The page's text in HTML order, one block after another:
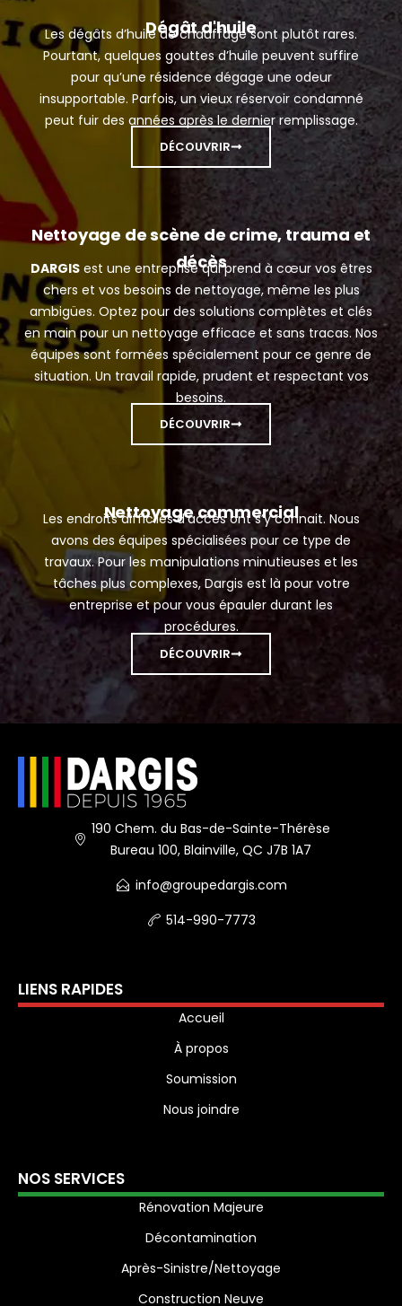
Dégât d'huile
Les dégâts d’huile de chauffage sont plutôt rares.
Pourtant, quelques gouttes d’huile peuvent suffire
pour qu’une résidence dégage une odeur
insupportable. Parfois, un vieux réservoir condamné
peut fuir des années après le dernier remplissage.
DÉCOUVRIR
Nettoyage de scène de crime, trauma et
décès
DARGISest une entreprise qui prend à cœur vos êtres
chers et vos besoins de nettoyage, même les plus
ambigües. Optez pour des solutions complètes et clés
en main pour un nettoyage efficace et sans tracas. Nos
équipes sont formées spécialement pour ce genre de
situation. Un travail rapide, prudent et respectant vos
besoins.
DÉCOUVRIR
Nettoyage commercial
Les endroits difficiles d’accès ont s’y connait. Nous
avons des équipes spécialisées pour ce type de
travaux. Pour les manipulations minutieuses et les
tâches plus complexes, Dargis est là pour votre
entreprise et pour vous épauler durant les
procédures.
DÉCOUVRIR
190 Chem. du Bas-de-Sainte-Thérèse
Bureau 100, Blainville, QC J7B 1A7
info@groupedargis.com
514-990-7773
LIENS RAPIDES
Accueil
À propos
Soumission
Nous joindre
NOS SERVICES
Rénovation Majeure
Décontamination
Après-Sinistre/Nettoyage
Construction Neuve